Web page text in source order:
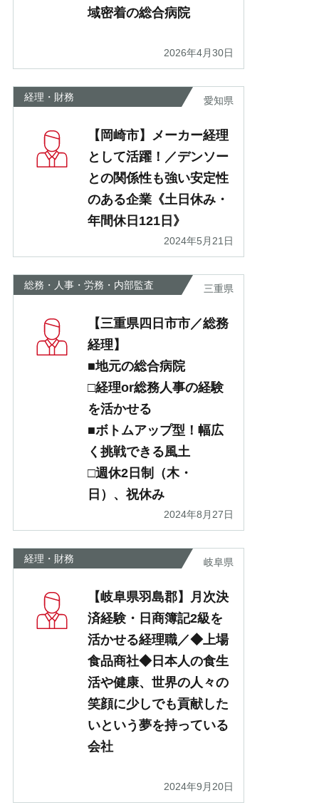
域密着の総合病院
2026年4月30日
経理・財務 愛知県
【岡崎市】メーカー経理
として活躍！／デンソー
との関係性も強い安定性
のある企業《土日休み・
年間休日121日》
2024年5月21日
総務・人事・労務・内部監査 三重県
【三重県四日市市／総務
経理】
■地元の総合病院
□経理or総務人事の経験
を活かせる
■ボトムアップ型！幅広
く挑戦できる風土
□週休2日制（木・
日）、祝休み
2024年8月27日
経理・財務 岐阜県
【岐阜県羽島郡】月次決
済経験・日商簿記2級を
活かせる経理職／◆上場
食品商社◆日本人の食生
活や健康、世界の人々の
笑顔に少しでも貢献した
いという夢を持っている
会社
2024年9月20日